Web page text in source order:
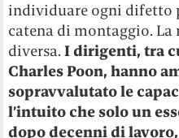
individuare ogni difetto
catena di montaggio. La
diversa.I dirigenti, tra
Charles Poon, hanno
sopravvalutato le
l’intuito che solo un
dopo decenni di